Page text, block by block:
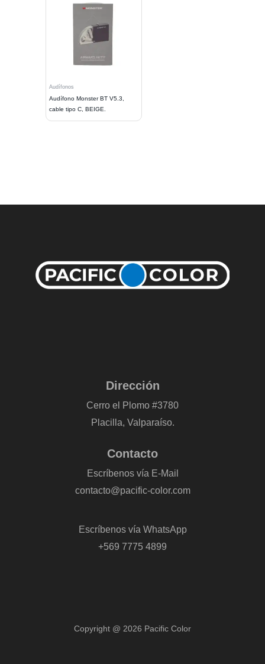
Audífonos
Audífono Monster BT V5.3,
cable tipo C, BEIGE.
Dirección
Cerro el Plomo #3780
Placilla, Valparaíso.
Contacto
Escríbenos vía E-Mail
contacto@pacific-color.com
Escríbenos vía WhatsApp
+569 7775 4899
Copyright @ 2026 Pacific Color